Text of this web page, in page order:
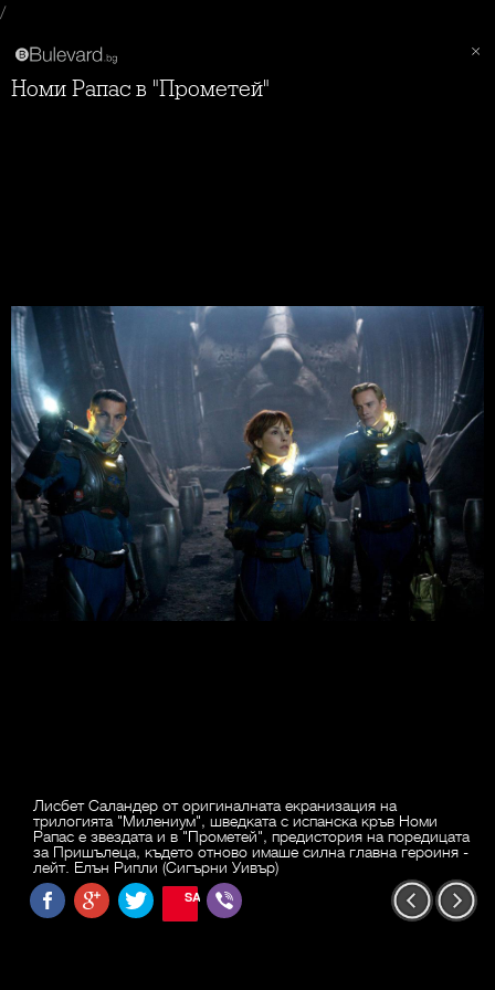
/
Номи Рапас в "Прометей"
Лисбет Саландер от оригиналната екранизация на
трилогията "Милениум", шведката с испанска кръв Номи
Рапас е звездата и в "Прометей", предистория на поредицата
за Пришълеца, където отново имаше силна главна героиня -
лейт. Елън Рипли (Сигърни Уивър)
SAVE